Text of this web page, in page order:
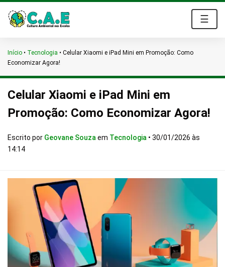
☰
Início • Tecnologia • Celular Xiaomi e iPad Mini em Promoção: Como
Economizar Agora!
Celular Xiaomi e iPad Mini em
Promoção: Como Economizar Agora!
Escrito por Geovane Souza em Tecnologia • 30/01/2026 às
14:14